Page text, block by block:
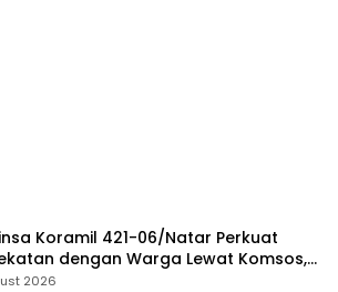
Koramil 421-06/Natar Perkuat
dengan Warga Lewat Komsos,
Sinergi di Natar dan Tegineneng
2026